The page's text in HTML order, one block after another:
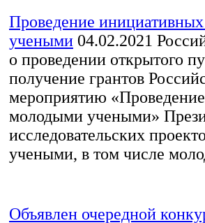
Проведение
учеными 04.02.2021
о проведении открытого
получение грантов
мероприятию
молодыми учеными»
исследовательских
учеными, в том числе
Объявлен очередной